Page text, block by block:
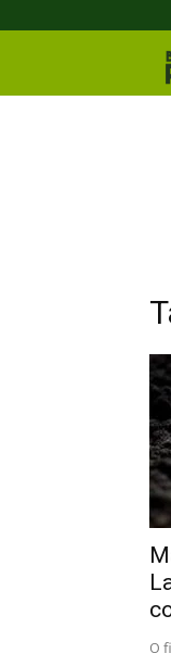
O